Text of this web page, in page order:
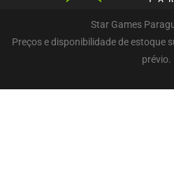
Star Games
Preços e disponibilidade de estoque
prévio.